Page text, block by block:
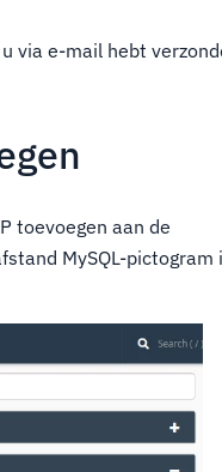
via e-mail hebt
toevoegen aan de
MySQL-pictogram